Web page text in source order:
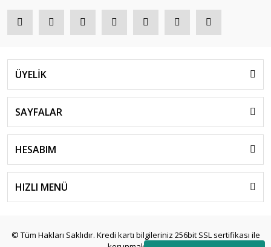
ÜYELİK
SAYFALAR
HESABIM
HIZLI MENÜ
© Tüm Hakları Saklıdır. Kredi kartı bilgileriniz 256bit SSL sertifikası ile